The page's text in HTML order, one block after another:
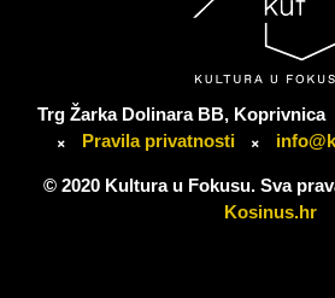
Trg Žarka Dolinara BB, Koprivnica
Pravila privatnosti
© 2020 Kultura u Fokusu. Sva
Kosinus.hr